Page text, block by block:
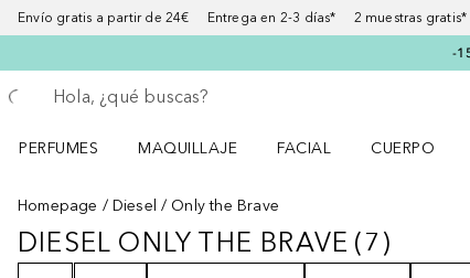
Envío gratis a partir de 24€ Entrega en 2-3 días* 2 muestras gratis*
-
Regresar
Ejecutar búsqueda
PERFUMES
MAQUILLAJE
FACIAL
CUERPO
Homepage
Diesel Only the Brave
DIESEL ONLY THE BRAVE7
DIESEL ONLY THE BRAVE (7 )